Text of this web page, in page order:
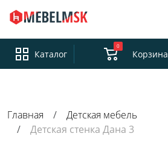
Каталог
0
Корзина
Главная
Детская мебель
Детская стенка Дана 3